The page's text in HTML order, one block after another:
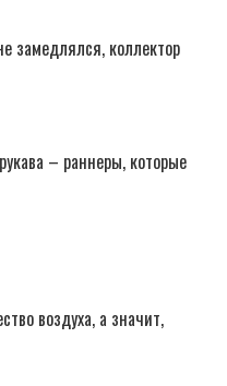
замедлялся, коллектор
– раннеры, которые
воздуха, а значит,